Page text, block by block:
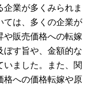
業が多くみられま
ては、多くの企業が
や販売価格への転嫁
ぼす旨や、金額的な
いました。また、関
格への価格転嫁や原